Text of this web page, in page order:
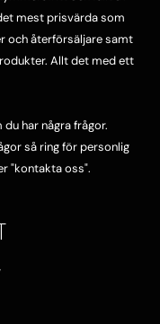
mest prisvärda som
och återförsäljare samt
Allt det med ett
har några frågor.
så ring för personlig
"kontakta oss".